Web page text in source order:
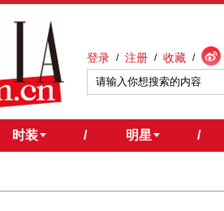
登录 / 注册 / 收藏 /
时装 / 明星 /